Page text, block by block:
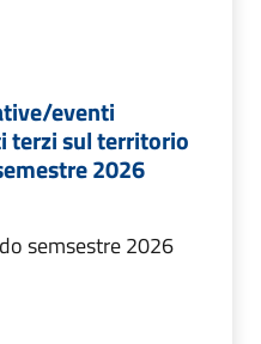
eventi
terzi sul territorio
2026
semsestre 2026